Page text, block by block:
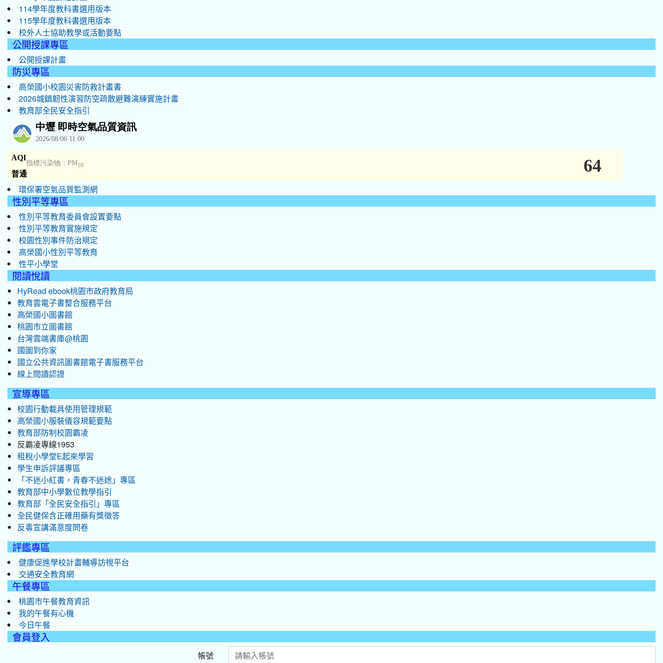
114學年度教科書選用版本
115學年度教科書選用版本
校外人士協助教學或活動要點
公開授課專區
公開授課計畫
防災專區
高榮國小校園災害防救計畫書
2026城鎮韌性演習防空疏散避難演練實施計畫
教育部全民安全指引
環保署空氣品質監測網
性別平等專區
性別平等教育委員會設置要點
性別平等教育實施規定
校園性別事件防治規定
高榮國小性別平等教育
性平小學堂
閱讀悅讀
HyRead ebook桃園市政府教育局
教育雲電子書整合服務平台
高榮國小圖書館
桃園市立圖書館
台灣雲端書庫@桃園
國圖到你家
國立公共資訊圖書館電子書服務平台
線上閱讀認證
宣導專區
校園行動載具使用管理規範
高榮國小服裝儀容規範要點
教育部防制校園霸凌
反霸凌專線1953
租稅小學堂E起來學習
學生申訴評議專區
「不迷小紅書，青春不迷途」專區
教育部中小學數位教學指引
教育部「全民安全指引」專區
全民健保含正確用藥有獎徵答
反毒宣講滿意度問卷
評鑑專區
健康促進學校計畫輔導訪視平台
交通安全教育網
午餐專區
桃園市午餐教育資訊
我的午餐有心機
今日午餐
會員登入
帳號